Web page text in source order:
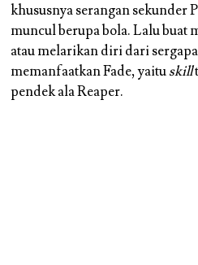
khususnya serangan sekunder
muncul berupa bola. Lalu buat
atau melarikan diri dari
memanfaatkan Fade, yaituskill
pendek ala Reaper.